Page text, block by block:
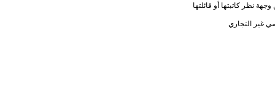
نظر كاتبتها أو قائلتها
غير التجاري